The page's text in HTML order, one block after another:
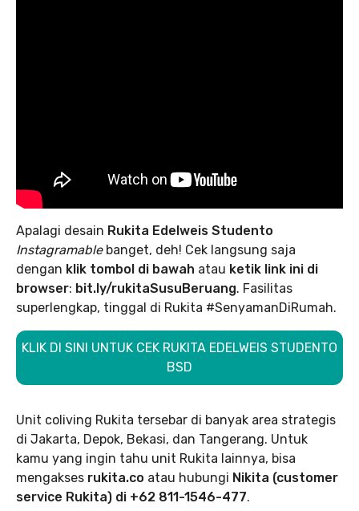
Apalagi desain Rukita Edelweis Studento
Instagramablebanget, deh! Cek langsung saja
dengan klik tombol di bawah atau ketik link ini di
browser: bit.ly/rukitaSusuBeruang. Fasilitas
superlengkap, tinggal di Rukita #SenyamanDiRumah.
KLIK DI SINI UNTUK CEK RUKITA EDELWEIS STUDENTO
BSD
Unit coliving Rukita tersebar di banyak area strategis
di Jakarta, Depok, Bekasi, dan Tangerang. Untuk
kamu yang ingin tahu unit Rukita lainnya, bisa
mengakses rukita.co atau hubungi Nikita (customer
service Rukita) di +62 811-1546-477.